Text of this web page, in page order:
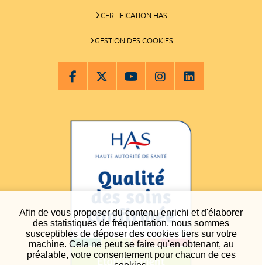
Afin de vous proposer du contenu enrichi et d'élaborer
des statistiques de fréquentation, nous sommes
susceptibles de déposer des cookies tiers sur votre
machine. Cela ne peut se faire qu'en obtenant, au
préalable, votre consentement pour chacun de ces
CERTIFICATION HAS
GESTION DES COOKIES